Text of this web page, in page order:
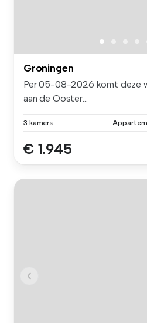
Groningen
Per 05-08-2026 komt deze
aan de Ooster...
3 kamers
€ 1.945